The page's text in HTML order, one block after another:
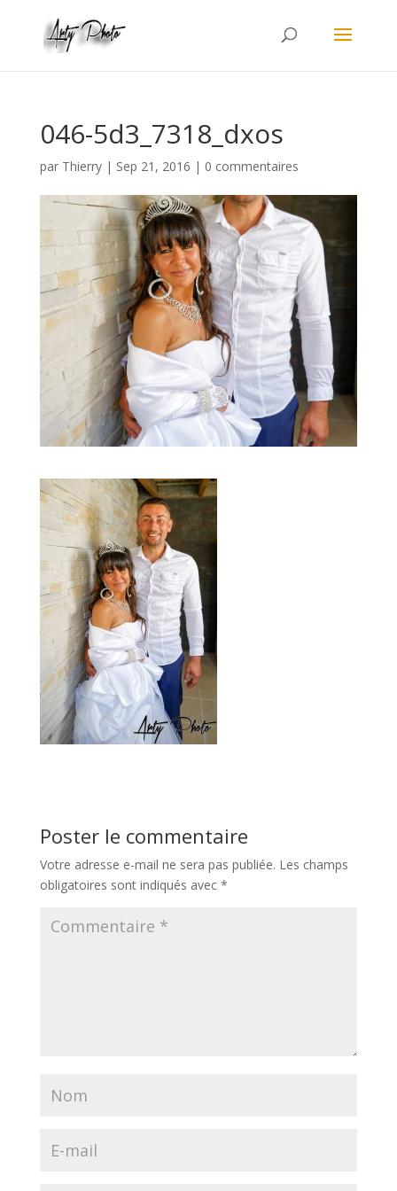
046-5d3_7318_dxos
par Thierry| Sep 21, 2016 | 0 commentaires
Poster le commentaire
Votre adresse e-mail ne sera pas publiée. Les champs
obligatoires sont indiqués avec *